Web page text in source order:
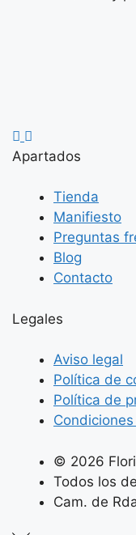
Apartados
Tienda
Manifiesto
Preguntas
Blog
Contacto
Legales
Aviso legal
Política de
Política de
© 2026
Todos los
Cam. de